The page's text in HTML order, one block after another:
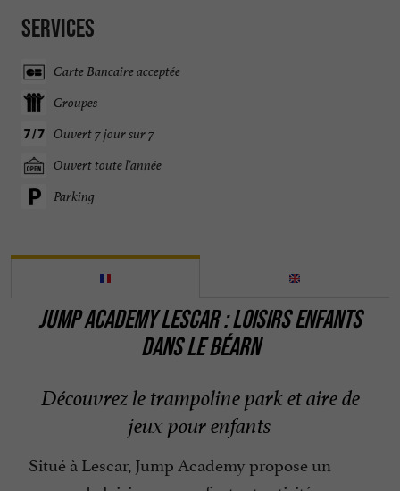
Services
Carte Bancaire acceptée
Groupes
Ouvert 7 jour sur 7
Ouvert toute l'année
Parking
JUMP ACADEMY LESCAR : LOISIRS ENFANTS
DANS LE BÉARN
Découvrez le trampoline park et aire de
jeux pour enfants
Situé à Lescar, Jump Academy propose un